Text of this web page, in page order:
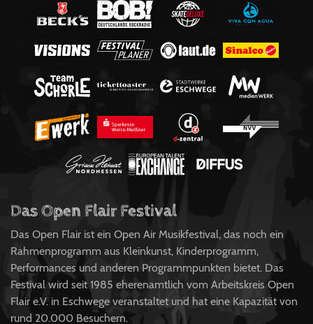
Das Open Flair Festival
Das Open Flair ist ein Open Air Musikfestival, das noch ein
Rahmenprogramm aus Kleinkunst, Kinderprogramm,
Performances und anderen Programmpunkten bietet. Das
Festival wird seit 1985 eherenamtlich vom Arbeitskreis Open
Flair e.V. in Eschwege veranstaltet und hat eine Kapazität von
rund 20.000 Besuchern.